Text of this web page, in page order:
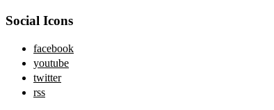
Social Icons
facebook
youtube
twitter
rss